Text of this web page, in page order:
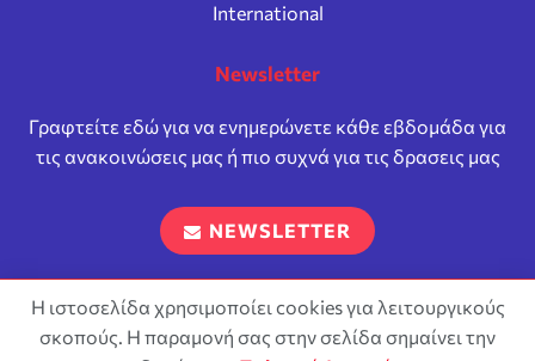
International
Newsletter
Γραφτείτε εδώ για να ενημερώνετε κάθε εβδομάδα για
τις ανακοινώσεις μας ή πιο συχνά για τις δρασεις μας
NEWSLETTER
Επιτρέπεται η αναπαραγωγή και διανομή του περιεχόμενου
Η ιστοσελίδα χρησιμοποίει cookies για λειτουργικούς
σκοπούς. Η παραμονή σας στην σελίδα σημαίνει την